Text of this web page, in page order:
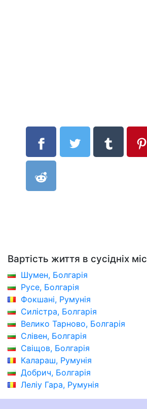
Вартість життя в сусідніх
Шумен, Болгарія
Русе, Болгарія
Фокшані, Румунія
Силістра, Болгарія
Велико Тарново, Болгарія
Слівен, Болгарія
Свіщов, Болгарія
Калараш, Румунія
Добрич, Болгарія
Леліу Гара, Румунія